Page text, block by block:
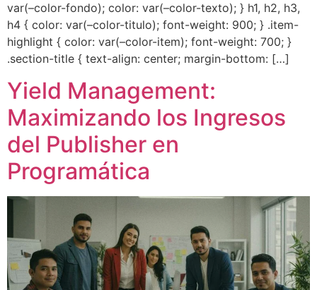
var(–color-fondo); color: var(–color-texto); } h1, h2, h3,
h4 { color: var(–color-titulo); font-weight: 900; } .item-
highlight { color: var(–color-item); font-weight: 700; }
.section-title { text-align: center; margin-bottom: […]
Yield Management:
Maximizando los Ingresos
del Publisher en
Programática